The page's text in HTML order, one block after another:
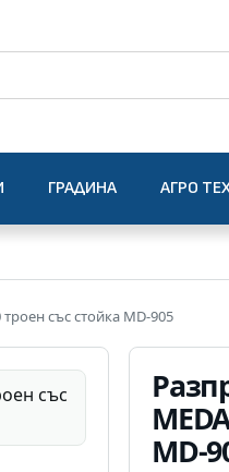
ГРАДИНА АГРО
със стойка MD-905
MD-